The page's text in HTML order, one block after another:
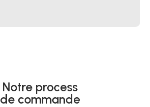
Notre process
de commande